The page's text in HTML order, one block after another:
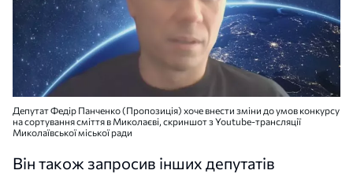
Депутат Федір Панченко (Пропозиція) хоче внести зміни до умов конкурсу
на сортування сміття в Миколаєві, скриншот з Youtube-трансляції
Миколаївської міської ради
Він також запросив інших депутатів